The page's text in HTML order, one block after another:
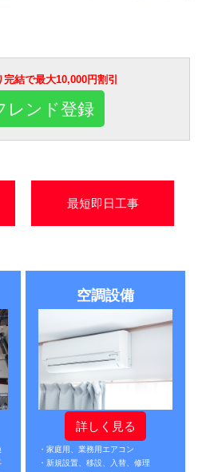
結で最大10,000円割引
レンド登録
最短即日工事
空調設備
詳しく見る
・家庭用、業務用エアコン
・新規設置、移設、入替、修理